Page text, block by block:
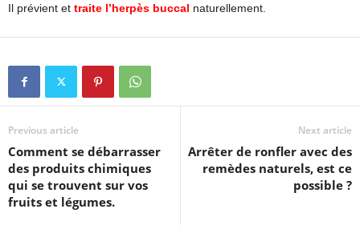
Il prévient et traite l’herpès buccal naturellement.
Previous article
Comment se débarrasser
des produits chimiques
qui se trouvent sur vos
fruits et légumes.
Next article
Arrêter de ronfler avec des
remèdes naturels, est ce
possible ?